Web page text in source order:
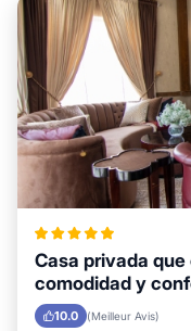
Casa privada
comodidad y
10.0 (Meilleur Avis)